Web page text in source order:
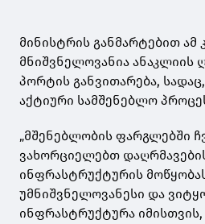
მინისტრის განმარტებით ამ
მნიშვნელოვანია ანაკლიის
პორტის განვითარება,
აქტიური სამშენებლო
„მშენებლობის ფარგლებში
ვახორციელებთ
ინფრასტრუქტურის
უმნიშვნელოვანესი და
ინფრასტრუქტურა